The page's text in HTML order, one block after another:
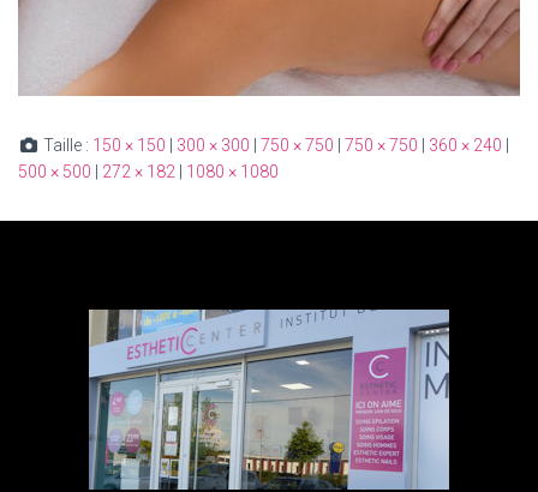
Taille : 150 × 150 300 × 300 750 × 750 750 × 750 360 × 240
500 × 500
272 × 182 1080 × 1080